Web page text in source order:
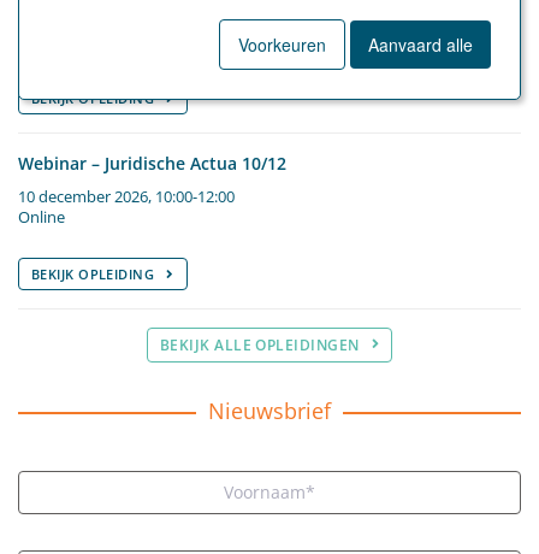
24 september 2026, 10:00-12:00
BEKIJK OPLEIDING
Webinar – Juridische Actua 10/12
10 december 2026, 10:00-12:00
Online
BEKIJK OPLEIDING
BEKIJK ALLE OPLEIDINGEN
Nieuwsbrief
Voorkeuren Aanvaard alle